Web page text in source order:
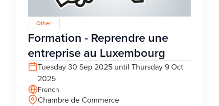
Other
Formation - Reprendre une
entreprise au Luxembourg
Tuesday 30 Sep 2025 until Thursday 9 Oct
2025
French
Chambre de Commerce